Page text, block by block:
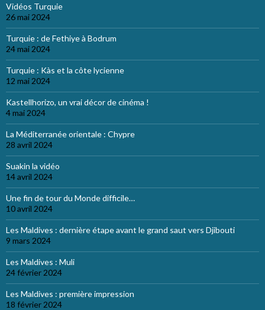
Vidéos Turquie
26 mai 2024
Turquie : de Fethiye à Bodrum
24 mai 2024
Turquie : Kàs et la côte lycienne
12 mai 2024
Kastellhorizo, un vrai décor de cinéma !
4 mai 2024
La Méditerranée orientale : Chypre
28 avril 2024
Suakin la vidéo
14 avril 2024
Une fin de tour du Monde difficile…
10 avril 2024
Les Maldives : dernière étape avant le grand saut vers Djibouti
9 mars 2024
Les Maldives : Muli
24 février 2024
Les Maldives : première impression
18 février 2024